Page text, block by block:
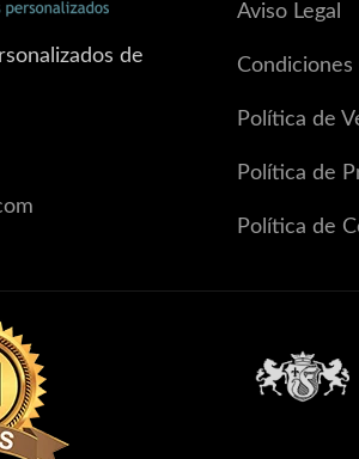
de
Aviso Legal
Condiciones
Política de
Política de
Política de